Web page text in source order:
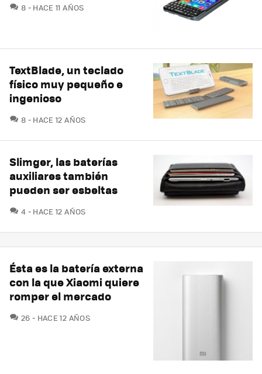
8 COMENTARIOS
HACE 11 AÑOS
TextBlade, un teclado
físico muy pequeño e
ingenioso
8 COMENTARIOS
HACE 12 AÑOS
Slimger, las baterías
auxiliares también
pueden ser esbeltas
4 COMENTARIOS
HACE 12 AÑOS
Ésta es la batería externa
con la que Xiaomi quiere
romper el mercado
26 COMENTARIOS
HACE 12 AÑOS